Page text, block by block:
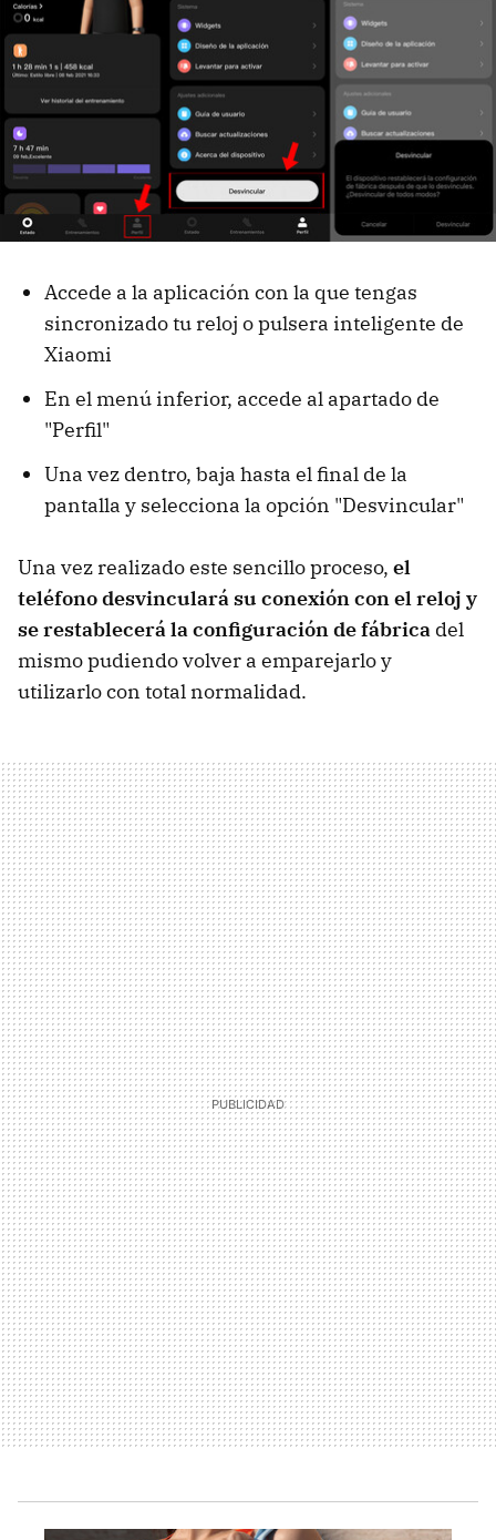
Accede a la aplicación con la que tengas
sincronizado tu reloj o pulsera inteligente de
Xiaomi
En el menú inferior, accede al apartado de
"Perfil"
Una vez dentro, baja hasta el final de la
pantalla y selecciona la opción "Desvincular"
Una vez realizado este sencillo proceso, el
teléfono desvinculará su conexión con el reloj y
se restablecerá la configuración de fábrica del
mismo pudiendo volver a emparejarlo y
utilizarlo con total normalidad.